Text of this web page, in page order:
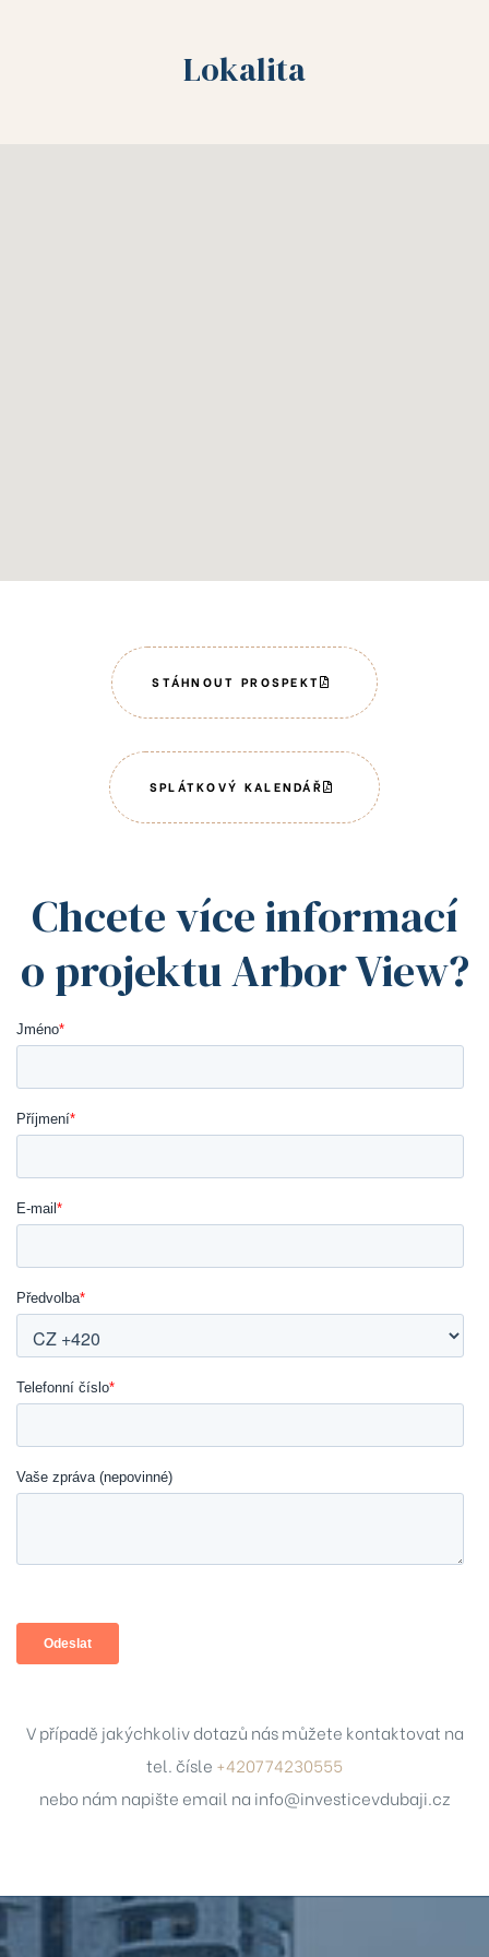
Lokalita
STÁHNOUT PROSPEKT
SPLÁTKOVÝ KALENDÁŘ
Chcete více informací
o projektu Arbor View?
V případě jakýchkoliv dotazů nás můžete kontaktovat na
tel. čísle +420774230555
nebo nám napište email na info@investicevdubaji.cz